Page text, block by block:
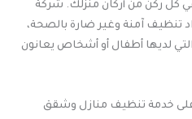
كل ركن من أركان منزلك. شركة
تنظيف آمنة وغير ضارة بالصحة،
لديها أطفال أو أشخاص يعانون
خدمة تنظيف منازل وشقق